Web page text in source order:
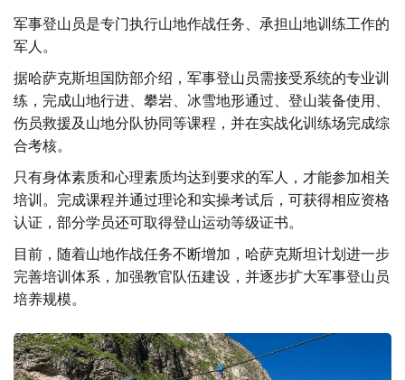
军事登山员是专门执行山地作战任务、承担山地训练工作的
军人。
据哈萨克斯坦国防部介绍，军事登山员需接受系统的专业训
练，完成山地行进、攀岩、冰雪地形通过、登山装备使用、
伤员救援及山地分队协同等课程，并在实战化训练场完成综
合考核。
只有身体素质和心理素质均达到要求的军人，才能参加相关
培训。完成课程并通过理论和实操考试后，可获得相应资格
认证，部分学员还可取得登山运动等级证书。
目前，随着山地作战任务不断增加，哈萨克斯坦计划进一步
完善培训体系，加强教官队伍建设，并逐步扩大军事登山员
培养规模。